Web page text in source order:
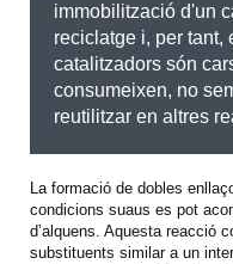
immobilització d'un
reciclatge i, per tant,
catalitzadors són
consumeixen, no
reutilitzar en altres
La formació de dobles
condicions suaus es pot
d’alquens. Aquesta reacció
substituents similar a un